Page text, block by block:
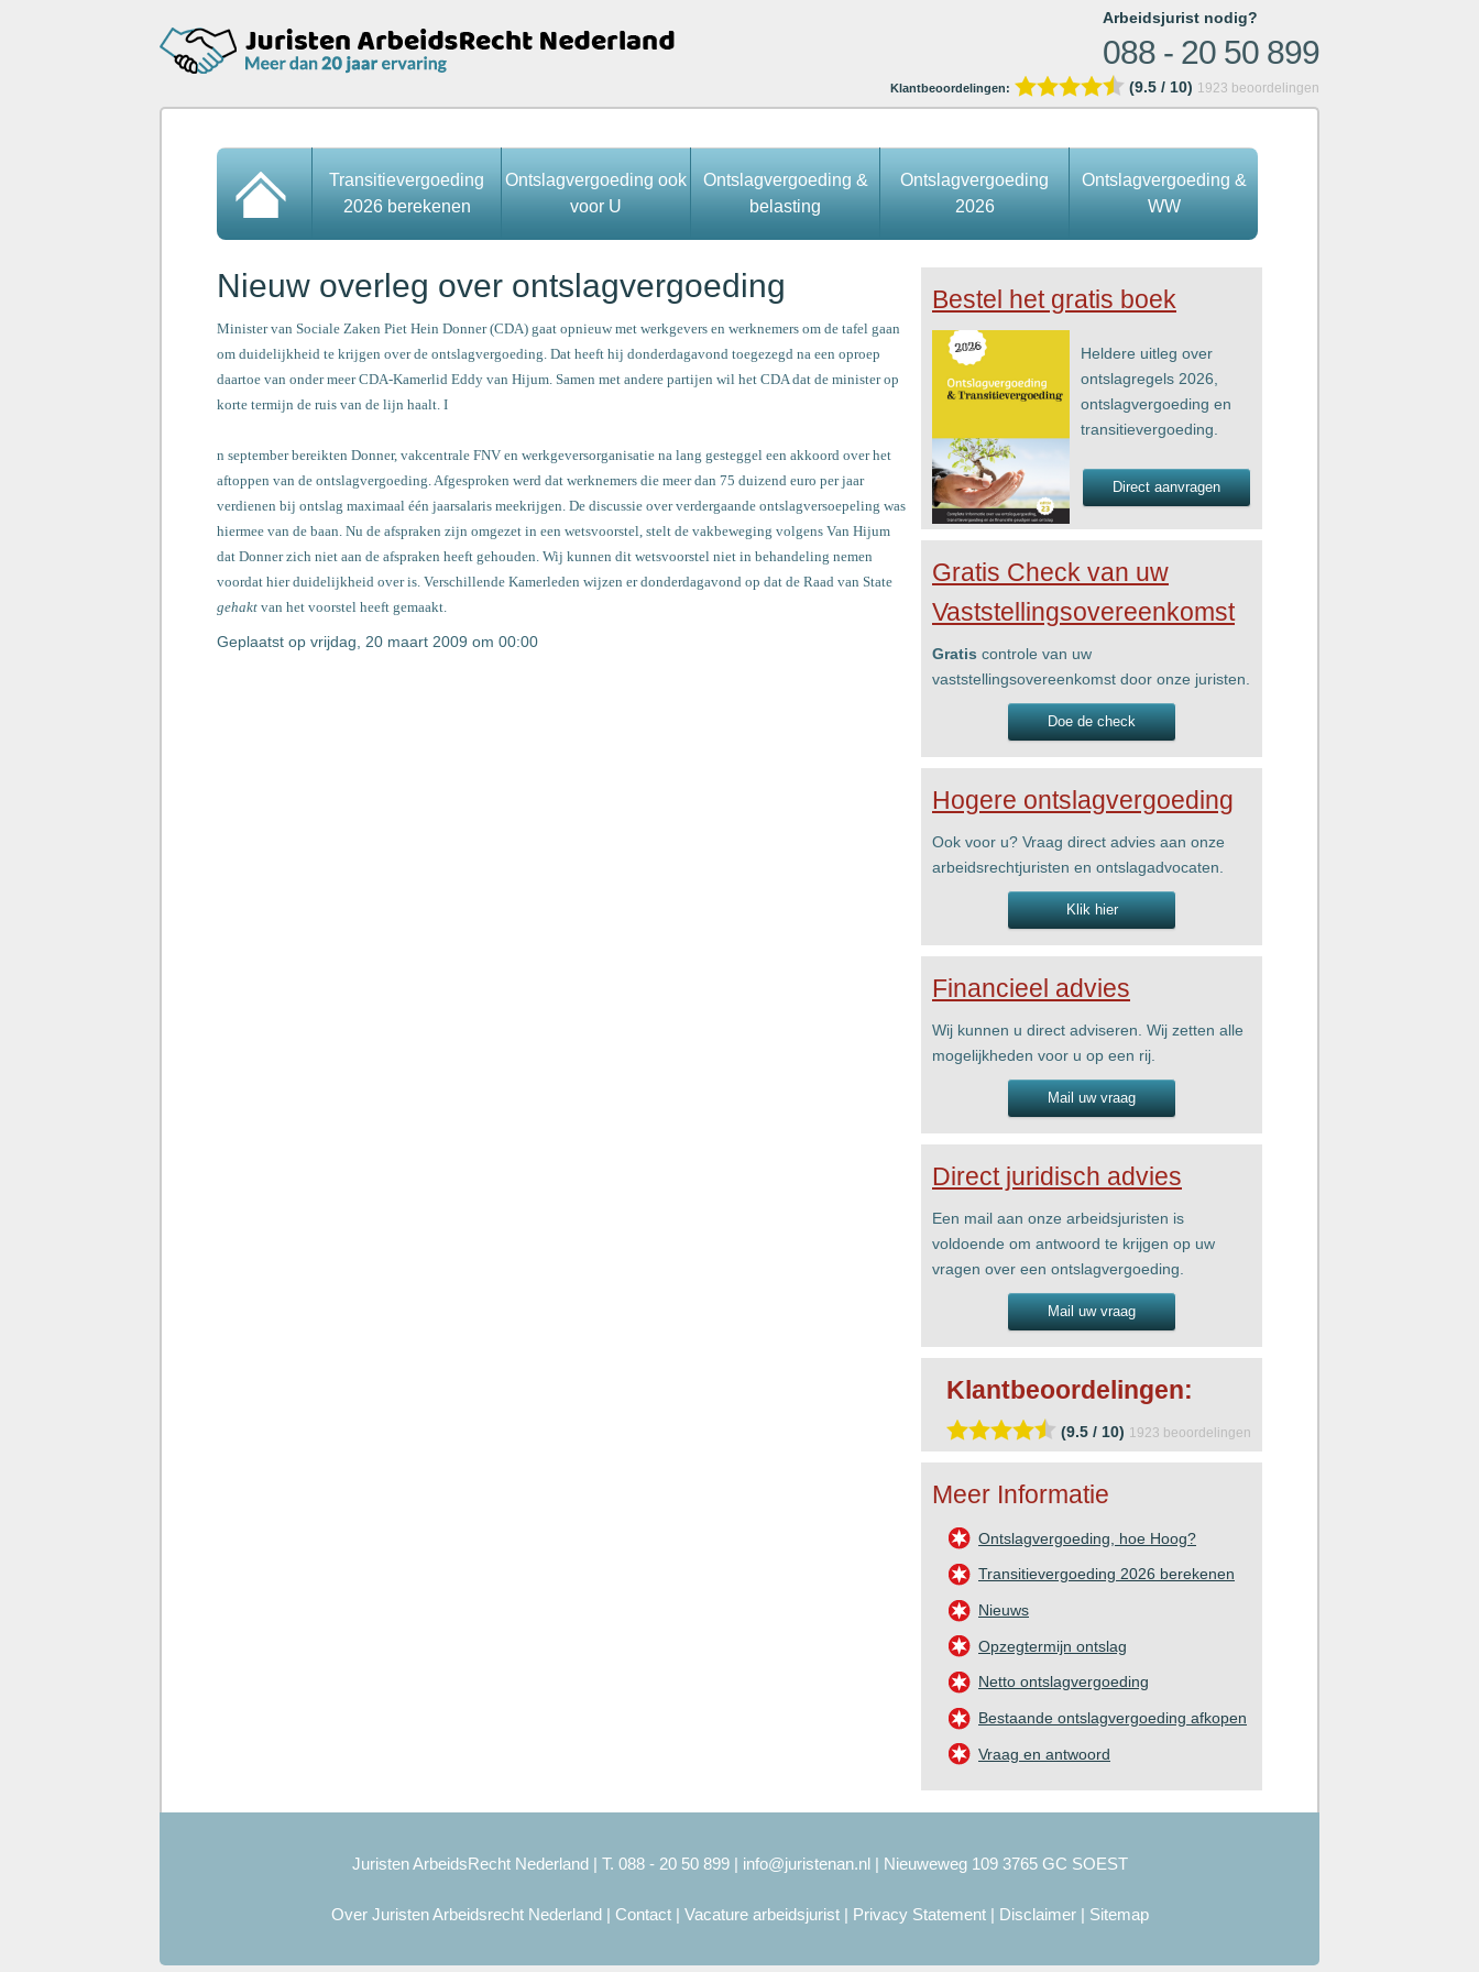
Arbeidsjurist nodig?
088 - 20 50 899
Klantbeoordelingen: (9.5 / 10) 1923 beoordelingen
Transitievergoeding
2026 berekenen
Ontslagvergoeding ook
voor U
Ontslagvergoeding &
belasting
Ontslagvergoeding
2026
Ontslagvergoeding &
WW
Nieuw overleg over ontslagvergoeding
Minister van Sociale Zaken Piet Hein Donner (CDA) gaat opnieuw met werkgevers en werknemers om de tafel gaan
om duidelijkheid te krijgen over de ontslagvergoeding. Dat heeft hij donderdagavond toegezegd na een oproep
daartoe van onder meer CDA-Kamerlid Eddy van Hijum. Samen met andere partijen wil het CDA dat de minister op
korte termijn de ruis van de lijn haalt. I
n september bereikten Donner, vakcentrale FNV en werkgeversorganisatie na lang gesteggel een akkoord over het
aftoppen van de ontslagvergoeding. Afgesproken werd dat werknemers die meer dan 75 duizend euro per jaar
verdienen bij ontslag maximaal één jaarsalaris meekrijgen. De discussie over verdergaande ontslagversoepeling was
hiermee van de baan. Nu de afspraken zijn omgezet in een wetsvoorstel, stelt de vakbeweging volgens Van Hijum
dat Donner zich niet aan de afspraken heeft gehouden. Wij kunnen dit wetsvoorstel niet in behandeling nemen
voordat hier duidelijkheid over is. Verschillende Kamerleden wijzen er donderdagavond op dat de Raad van State
gehakt van het voorstel heeft gemaakt.
Geplaatst op vrijdag, 20 maart 2009 om 00:00
Bestel het gratis boek
Heldere uitleg over
ontslagregels 2026,
ontslagvergoeding en
transitievergoeding.
Direct aanvragen
Gratis Check van uw
Vaststellingsovereenkomst
Gratis controle van uw
vaststellingsovereenkomst door onze juristen.
Doe de check
Hogere ontslagvergoeding
Ook voor u? Vraag direct advies aan onze
arbeidsrechtjuristen en ontslagadvocaten.
Klik hier
Financieel advies
Wij kunnen u direct adviseren. Wij zetten alle
mogelijkheden voor u op een rij.
Mail uw vraag
Direct juridisch advies
Een mail aan onze arbeidsjuristen is
voldoende om antwoord te krijgen op uw
vragen over een ontslagvergoeding.
Mail uw vraag
Klantbeoordelingen:
(9.5 / 10) 1923 beoordelingen
Meer Informatie
Ontslagvergoeding, hoe Hoog?
Transitievergoeding 2026 berekenen
Nieuws
Opzegtermijn ontslag
Netto ontslagvergoeding
Bestaande ontslagvergoeding afkopen
Vraag en antwoord
Juristen ArbeidsRecht Nederland | T. 088 - 20 50 899 | info@juristenan.nl| Nieuweweg 109 3765 GC SOEST
Over Juristen Arbeidsrecht Nederland| Contact| Vacature arbeidsjurist| Privacy Statement| Disclaimer| Sitemap